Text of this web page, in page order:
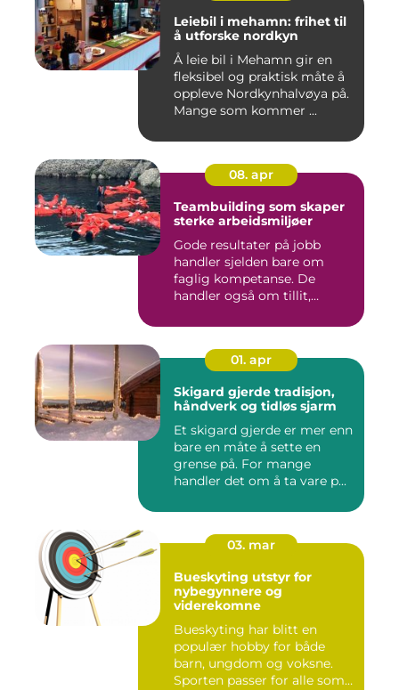
Leiebil i mehamn: frihet til
å utforske nordkyn
Å leie bil i Mehamn gir en
fleksibel og praktisk måte å
oppleve Nordkynhalvøya på.
Mange som kommer ...
08. apr
Teambuilding som skaper
sterke arbeidsmiljøer
Gode resultater på jobb
handler sjelden bare om
faglig kompetanse. De
handler også om tillit,
01. apr
Skigard gjerde tradisjon,
håndverk og tidløs sjarm
Et skigard gjerde er mer enn
bare en måte å sette en
grense på. For mange
handler det om å ta vare p...
03. mar
Bueskyting utstyr for
nybegynnere og
viderekomne
Bueskyting har blitt en
populær hobby for både
barn, ungdom og voksne.
Sporten passer for alle som